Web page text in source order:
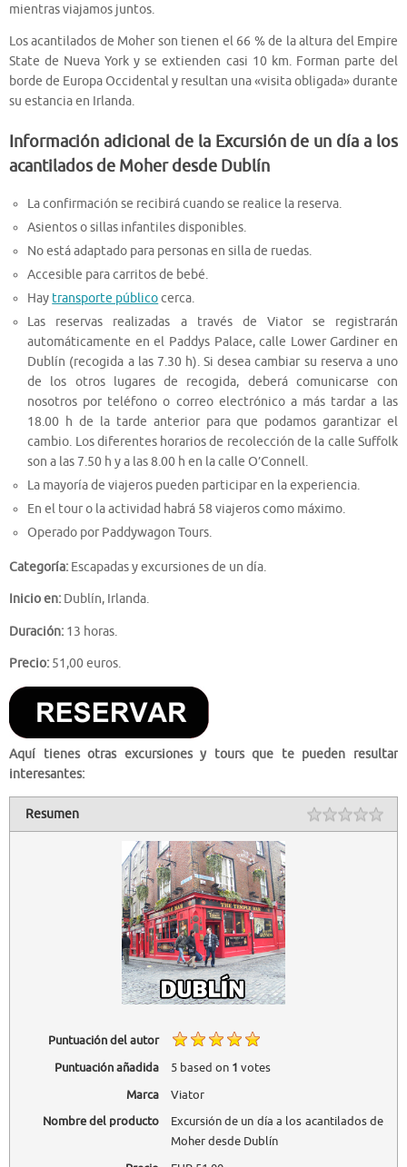
mientras viajamos juntos.
Los acantilados de Moher son tienen el 66 % de la altura del Empire
State de Nueva York y se extienden casi 10 km. Forman parte del
borde de Europa Occidental y resultan una «visita obligada» durante
su estancia en Irlanda.
Información adicional de la Excursión de un día a los
acantilados de Moher desde Dublín
La confirmación se recibirá cuando se realice la reserva.
Asientos o sillas infantiles disponibles.
No está adaptado para personas en silla de ruedas.
Accesible para carritos de bebé.
Hay transporte públicocerca.
Las reservas realizadas a través de Viator se registrarán
automáticamente en el Paddys Palace, calle Lower Gardiner en
Dublín (recogida a las 7.30 h). Si desea cambiar su reserva a uno
de los otros lugares de recogida, deberá comunicarse con
nosotros por teléfono o correo electrónico a más tardar a las
18.00 h de la tarde anterior para que podamos garantizar el
cambio. Los diferentes horarios de recolección de la calle Suffolk
son a las 7.50 h y a las 8.00 h en la calle O’Connell.
La mayoría de viajeros pueden participar en la experiencia.
En el tour o la actividad habrá 58 viajeros como máximo.
Operado por Paddywagon Tours.
Categoría: Escapadas y excursiones de un día.
Inicio en: Dublín, Irlanda.
Duración: 13 horas.
Precio: 51,00 euros.
Aquí tienes otras excursiones y tours que te pueden resultar
interesantes:
Resumen
Puntuación del autor
Puntuación añadida
5based on 1 votes
Marca
Viator
Nombre del producto
Excursión de un día a los acantilados de
Moher desde Dublín